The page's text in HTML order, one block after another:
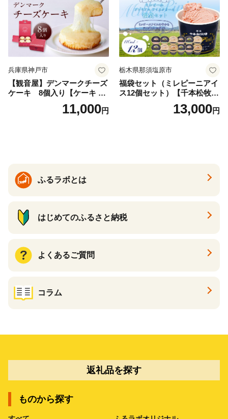
兵庫県神戸市
【観音屋】デンマークチーズ
ケーキ 8個入り【ケーキ チ
ーズケーキ 人気スイーツ お
すすめスイーツ 神戸スイー
11,000円
栃木県那須塩原市
福袋セット（ミレピーニアイ
ス12個セット）【千本松牧
場】 ns025-014-12 【デザー
ト 詰め合わせ ギフト】
13,000円
ふるラボとは
はじめてのふるさと納税
よくあるご質問
コラム
返礼品を探す
ものから探す